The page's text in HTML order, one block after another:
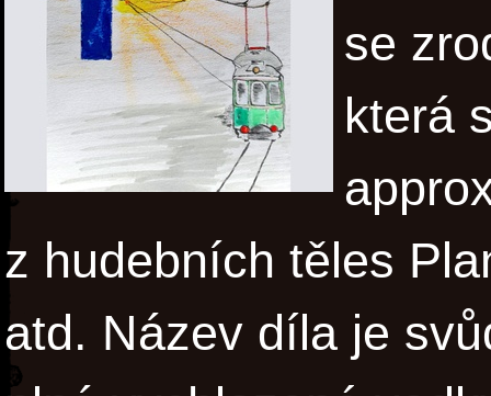
se
která
z hudebních těles
atd. Název díla je